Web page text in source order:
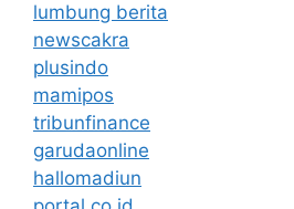
lumbung berita
newscakra
plusindo
mamipos
tribunfinance
garudaonline
hallomadiun